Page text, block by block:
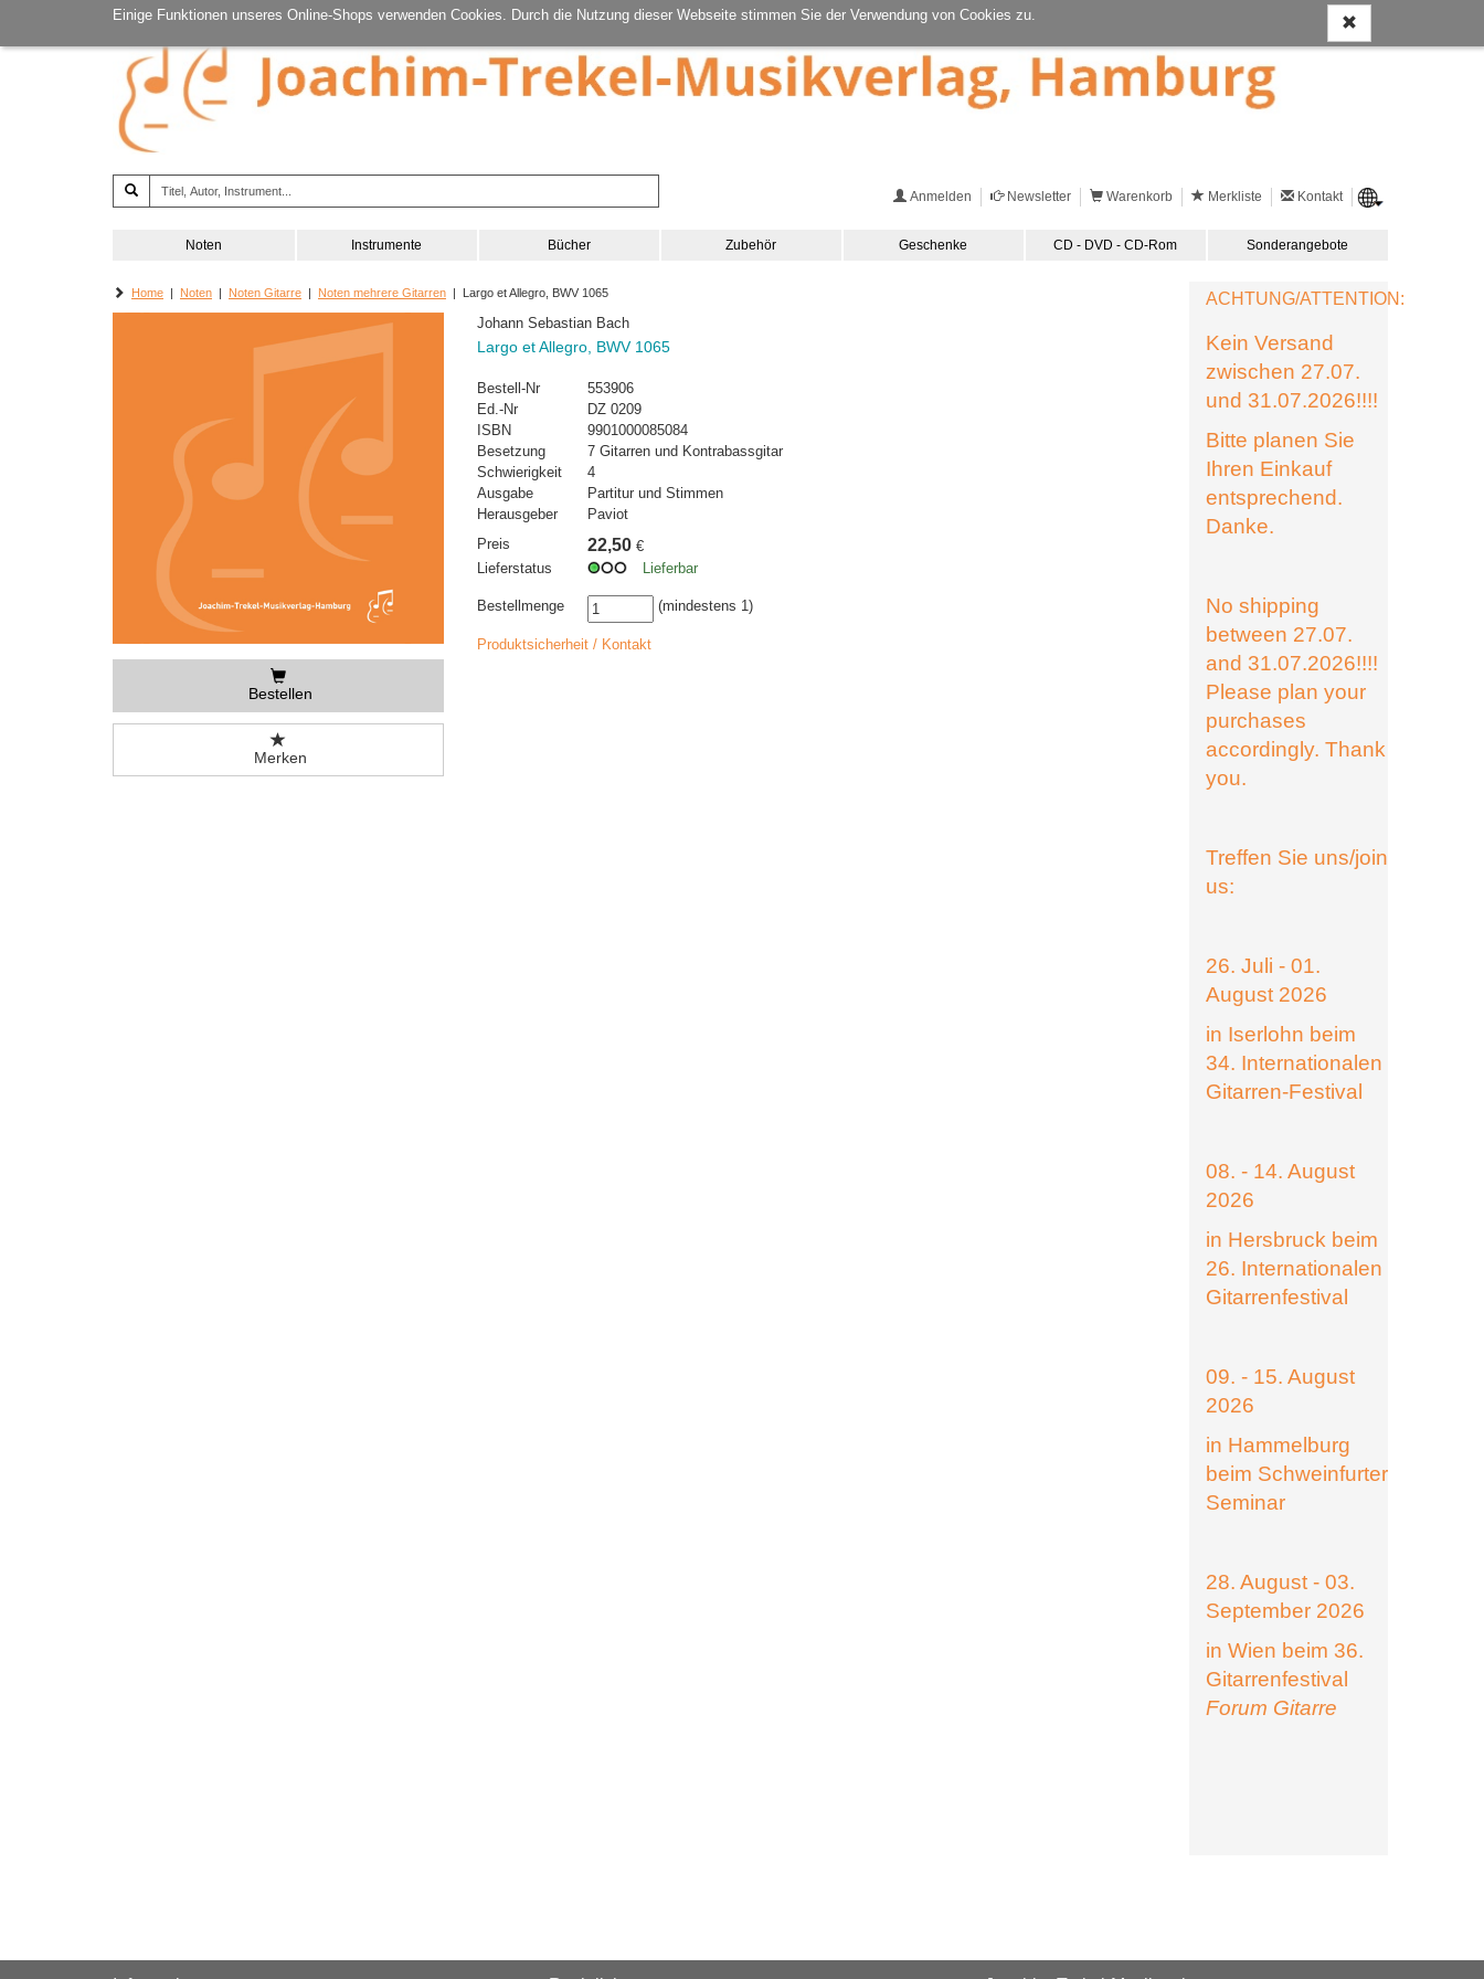
Einige Funktionen unseres Online-Shops verwenden Cookies. Durch die Nutzung dieser Webseite stimmen Sie der Verwendung von Cookies zu.
Anmelden Newsletter Warenkorb Merkliste Kontakt
Noten Instrumente Bücher Zubehör Geschenke CD - DVD - CD-Rom Sonderangebote
Home | Noten | Noten Gitarre | Noten mehrere Gitarren | Largo et Allegro, BWV 1065
Bestellen
Merken
Johann Sebastian Bach
Largo et Allegro, BWV 1065
Bestell-Nr
553906
Ed.-Nr
DZ 0209
ISBN
9901000085084
Besetzung
7 Gitarren und Kontrabassgitar
Schwierigkeit
4
Ausgabe
Partitur und Stimmen
Herausgeber
Paviot
Preis
22,50 €
Lieferstatus
Lieferbar
Bestellmenge (mindestens 1)
Produktsicherheit / Kontakt
ACHTUNG/ATTENTION:
Kein Versand
zwischen 27.07.
und 31.07.2026!!!!
Bitte planen Sie
Ihren Einkauf
entsprechend.
Danke.
No shipping
between 27.07.
and 31.07.2026!!!!
Please plan your
purchases
accordingly. Thank
you.
Treffen Sie uns/join
us:
26. Juli - 01.
August 2026
in Iserlohn beim
34. Internationalen
Gitarren-Festival
08. - 14. August
2026
in Hersbruck beim
26. Internationalen
Gitarrenfestival
09. - 15. August
2026
in Hammelburg
beim Schweinfurter
Seminar
28. August - 03.
September 2026
in Wien beim 36.
Gitarrenfestival
Forum Gitarre